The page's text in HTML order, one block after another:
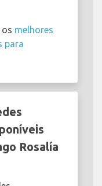
os melhores
para
Rosalía